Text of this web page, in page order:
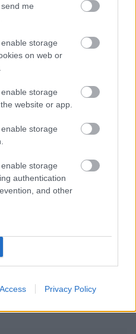
me
storage
on web or
storage
website or app.
storage
storage
authentication
and other
Privacy Policy